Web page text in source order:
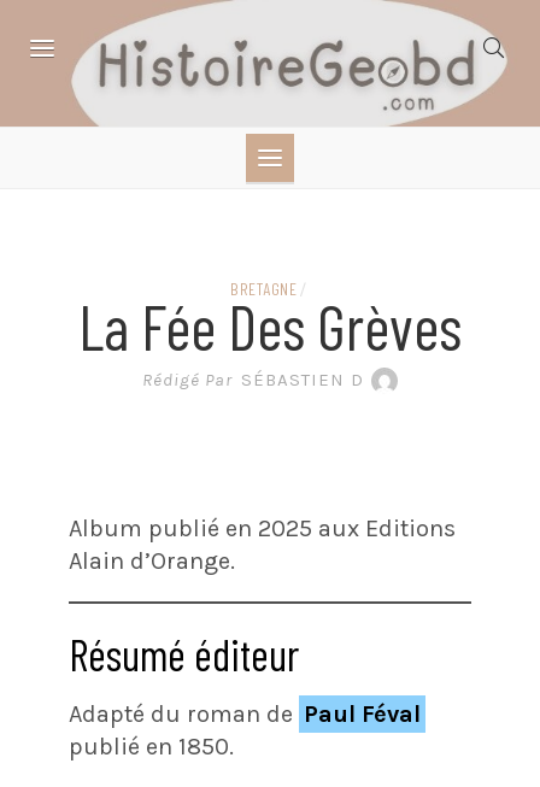
LITTÉRATURE EN
BANDE DESSINÉE
BRETAGNE /
La Fée Des Grèves
Rédigé Par SÉBASTIEN D
Album publié en 2025 aux Editions
Alain d’Orange.
Résumé éditeur
Adapté du roman de Paul Féval
publié en 1850.